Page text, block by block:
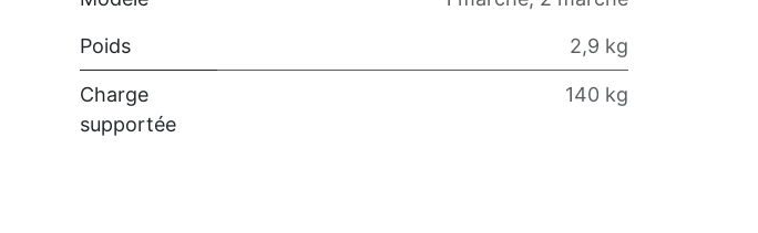
Poids 2,9 kg
Charge
supportée
140 kg